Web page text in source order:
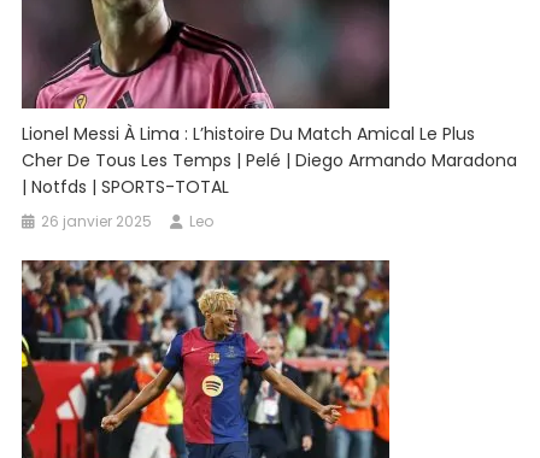
Lionel Messi À Lima : L’histoire Du Match Amical Le Plus
Cher De Tous Les Temps | Pelé | Diego Armando Maradona
| Notfds | SPORTS-TOTAL
26 janvier 2025 Leo